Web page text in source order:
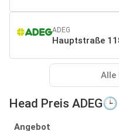
ADEG
Hauptstraße
Alle
Head Preis ADEG🕒
Angebot